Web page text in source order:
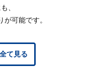
、
可能です。
て見る